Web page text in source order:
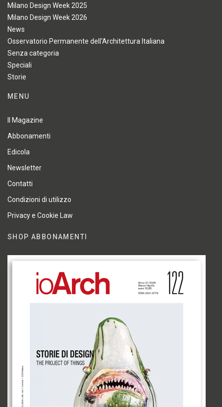
Milano Design Week 2025
Milano Design Week 2026
News
Osservatorio Permanente dell'Architettura Italiana
Senza categoria
Speciali
Storie
MENU
Il Magazine
Abbonamenti
Edicola
Newsletter
Contatti
Condizioni di utilizzo
Privacy e Cookie Law
SHOP ABBONAMENTI